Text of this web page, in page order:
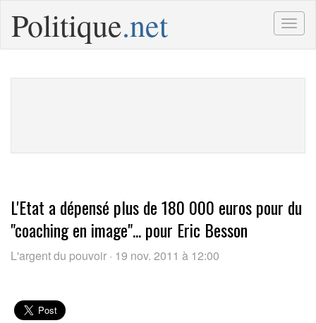
Politique.net
L'Etat a dépensé plus de 180 000 euros pour du
"coaching en image"... pour Eric Besson
L'argent du pouvoir · 19 nov. 2011 à 12:00